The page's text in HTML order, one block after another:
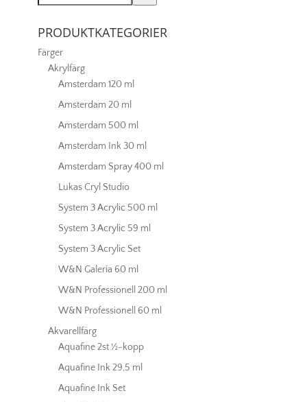
PRODUKTKATEGORIER
Färger
Akrylfärg
Amsterdam 120 ml
Amsterdam 20 ml
Amsterdam 500 ml
Amsterdam Ink 30 ml
Amsterdam Spray 400 ml
Lukas Cryl Studio
System 3 Acrylic 500 ml
System 3 Acrylic 59 ml
System 3 Acrylic Set
W&N Galeria 60 ml
W&N Professionell 200 ml
W&N Professionell 60 ml
Akvarellfärg
Aquafine 2st ½-kopp
Aquafine Ink 29,5 ml
Aquafine Ink Set